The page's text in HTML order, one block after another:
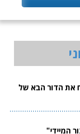
את הדור הבא של